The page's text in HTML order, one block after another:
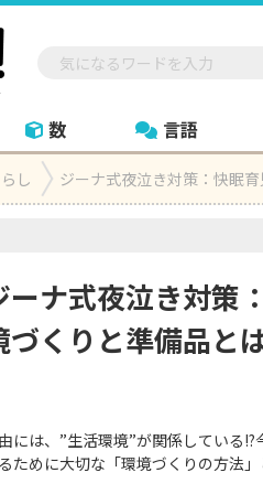
数 言語
し ジーナ式夜泣き対策：快眠
ーナ式夜泣き対策
づくりと準備品と
には、”生活環境”が関係している
ために大切な「環境づくりの方法